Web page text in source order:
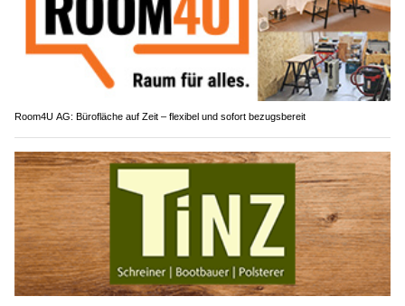
Room4U AG: Bürofläche auf Zeit – flexibel und sofort bezugsbereit